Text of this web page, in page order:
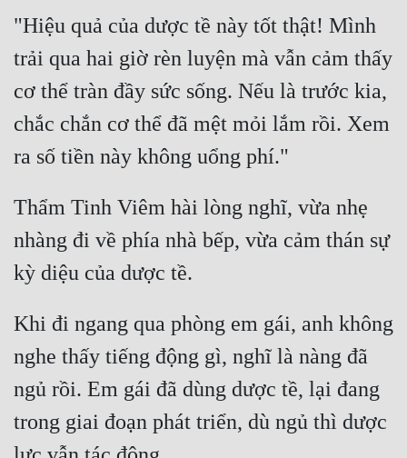
"Hiệu quả của dược tề này tốt thật! Mình
trải qua hai giờ rèn luyện mà vẫn cảm thấy
cơ thể tràn đầy sức sống. Nếu là trước kia,
chắc chắn cơ thể đã mệt mỏi lắm rồi. Xem
Thẩm Tinh Viêm hài lòng nghĩ, vừa nhẹ
nhàng đi về phía nhà bếp, vừa cảm thán sự
Khi đi ngang qua phòng em gái, anh không
nghe thấy tiếng động gì, nghĩ là nàng đã
ngủ rồi. Em gái đã dùng dược tề, lại đang
trong giai đoạn phát triển, dù ngủ thì dược